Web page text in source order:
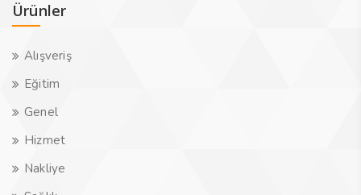
Ürünler
Alışveriş
Eğitim
Genel
Hizmet
Nakliye